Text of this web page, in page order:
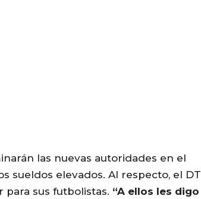
las nuevas autoridades en el
sueldos elevados. Al respecto, el DT
sus futbolistas. “A ellos les digo